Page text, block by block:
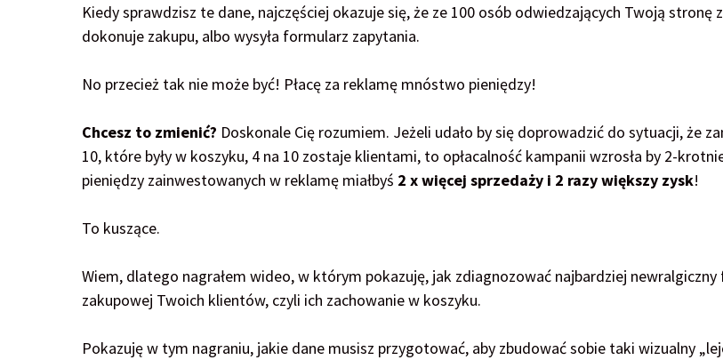
Kiedy sprawdzisz te dane, najczęściej okazuje się, że ze 100 osób odwiedzających Twoją stronę
dokonuje zakupu, albo wysyła formularz zapytania.
No przecież tak nie może być! Płacę za reklamę mnóstwo pieniędzy!
Chcesz to zmienić? Doskonale Cię rozumiem. Jeżeli udało by się doprowadzić do sytuacji, że
10, które były w koszyku, 4 na 10 zostaje klientami, to opłacalność kampanii wzrosła by 2-
pieniędzy zainwestowanych w reklamę miałbyś 2 x więcej sprzedaży i 2 razy większy zysk!
To kuszące.
Wiem, dlatego nagrałem wideo, w którym pokazuję, jak zdiagnozować najbardziej
zakupowej Twoich klientów, czyli ich zachowanie w koszyku.
Pokazuję w tym nagraniu, jakie dane musisz przygotować, aby zbudować sobie taki wizualny